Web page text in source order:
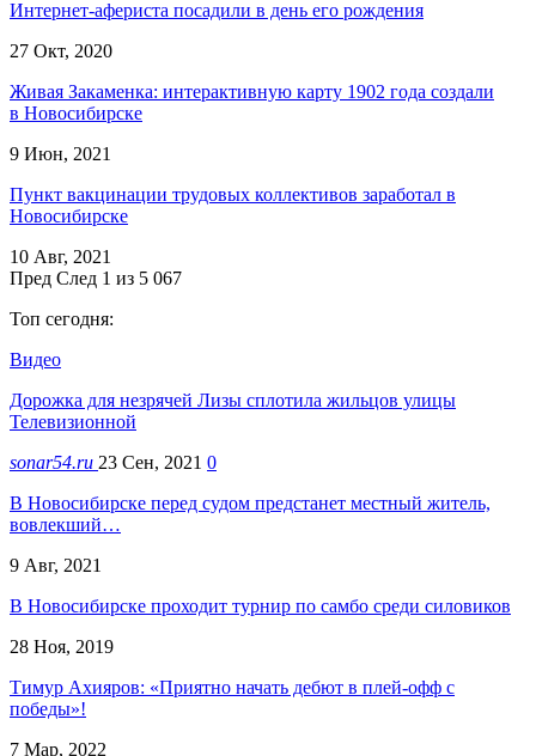
Интернет-афериста посадили в день его рождения
27 Окт, 2020
Живая Закаменка: интерактивную карту 1902 года создали
в Новосибирске
9 Июн, 2021
Пункт вакцинации трудовых коллективов заработал в
Новосибирске
10 Авг, 2021
Пред След 1 из 5 067
Топ сегодня:
Видео
Дорожка для незрячей Лизы сплотила жильцов улицы
Телевизионной
sonar54.ru 23 Сен, 2021 0
В Новосибирске перед судом предстанет местный житель,
вовлекший…
9 Авг, 2021
В Новосибирске проходит турнир по самбо среди силовиков
28 Ноя, 2019
Тимур Ахияров: «Приятно начать дебют в плей-офф с
победы»!
7 Мар, 2022